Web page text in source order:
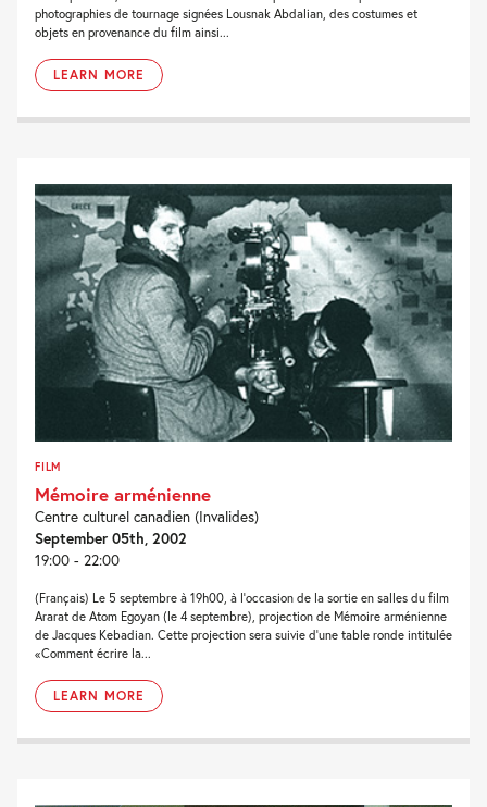
photographies de tournage signées Lousnak Abdalian, des costumes et
objets en provenance du film ainsi...
LEARN MORE
FILM
Mémoire arménienne
Centre culturel canadien (Invalides)
September 05th, 2002
19:00 - 22:00
(Français) Le 5 septembre à 19h00, à l'occasion de la sortie en salles du film
Ararat de Atom Egoyan (le 4 septembre), projection de Mémoire arménienne
de Jacques Kebadian. Cette projection sera suivie d'une table ronde intitulée
«Comment écrire la...
LEARN MORE